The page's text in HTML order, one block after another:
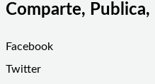
Comparte,
Facebook
Twitter